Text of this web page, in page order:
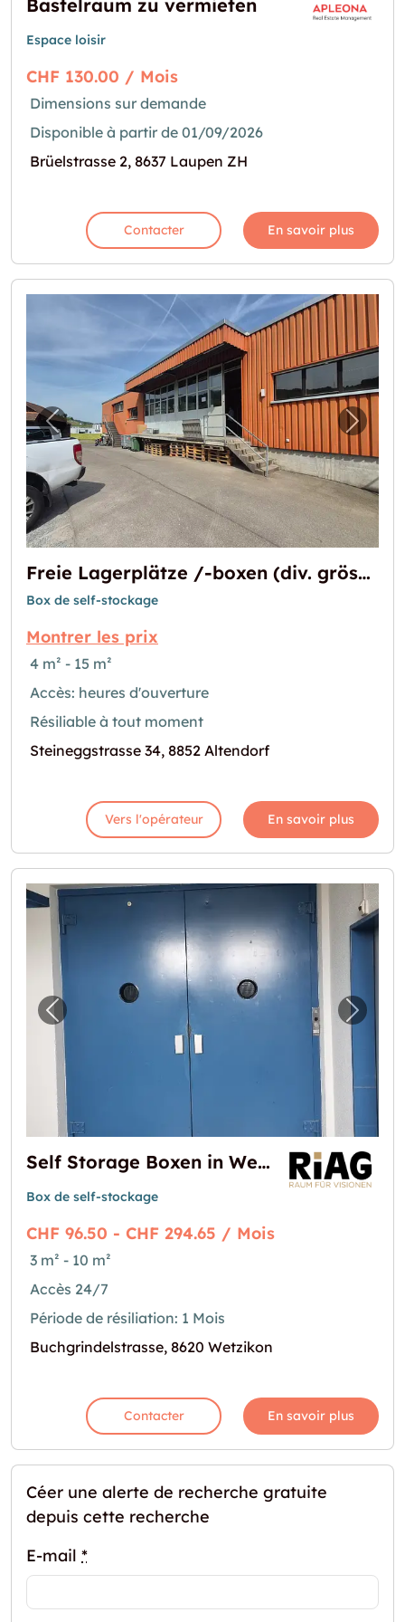
Bastelraum zu vermieten
Espace loisir
CHF 130.00 / Mois
Dimensions sur demande
Disponible à partir de 01/09/2026
Brüelstrasse 2, 8637 Laupen ZH
Contacter En savoir plus
Image précédente pour "Freie Lagerplätze
Freie Lagerplätze /-boxen (div. grössen)
Box de self-stockage
Montrer les prix
4 m² - 15 m²
Accès: heures d'ouverture
Résiliable à tout moment
Steineggstrasse 34, 8852 Altendorf
Vers l'opérateur En savoir plus
Image précédente pour "Self Storage
Self Storage Boxen in Wetzikon
Box de self-stockage
CHF 96.50 - CHF 294.65 / Mois
3 m² - 10 m²
Accès 24/7
Période de résiliation: 1 Mois
Buchgrindelstrasse, 8620 Wetzikon
Contacter En savoir plus
Céer une alerte de recherche gratuite
depuis cette recherche
E-mail *